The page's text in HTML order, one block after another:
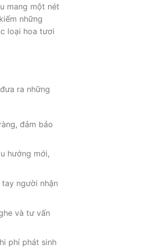
mang một nét
những
loại hoa tươi
ra những
đảm bảo
hướng mới,
người nhận
và tư vấn
phí phát sinh